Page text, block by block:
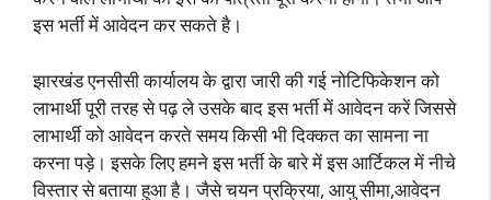
इस भर्ती में आवेदन कर सकते है।
झारखंड एनसीसी कार्यालय के द्वारा जारी की गई नोटिफिकेशन को
लाभार्थी पूरी तरह से पढ़ ले उसके बाद इस भर्ती में आवेदन करें जिससे
लाभार्थी को आवेदन करते समय किसी भी दिक्कत का सामना ना
करना पड़े। इसके लिए हमने इस भर्ती के बारे में इस आर्टिकल में नीचे
विस्तार से बताया हुआ है। जैसे चयन प्रक्रिया, आयु सीमा,आवेदन